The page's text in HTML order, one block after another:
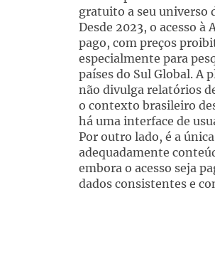
gratuito a seu universo
Desde 2023, o acesso à
pago, com preços
especialmente para
países do Sul Global. A
não divulga relatórios
o contexto brasileiro
há uma interface de
Por outro lado, é a
adequadamente
embora o acesso seja
dados consistentes e